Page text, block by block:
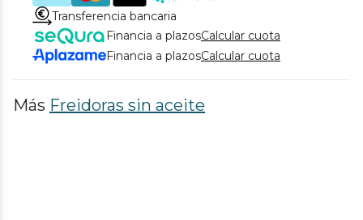
Transferencia bancaria
Financia a plazosCalcular cuota
Financia a plazosCalcular cuota
Más Freidoras sin aceite